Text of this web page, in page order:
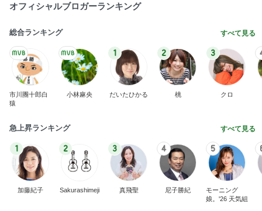
オフィシャルブロガーランキング
総合ランキング すべて見る
市川團十郎白
猿
小林麻央
1
だいたひかる
2
桃
3
クロ
急上昇ランキング すべて見る
1
加藤紀子
2
Sakurashimeji
3
真飛聖
4
尼子勝紀
5
モーニング
娘。'26 天気組